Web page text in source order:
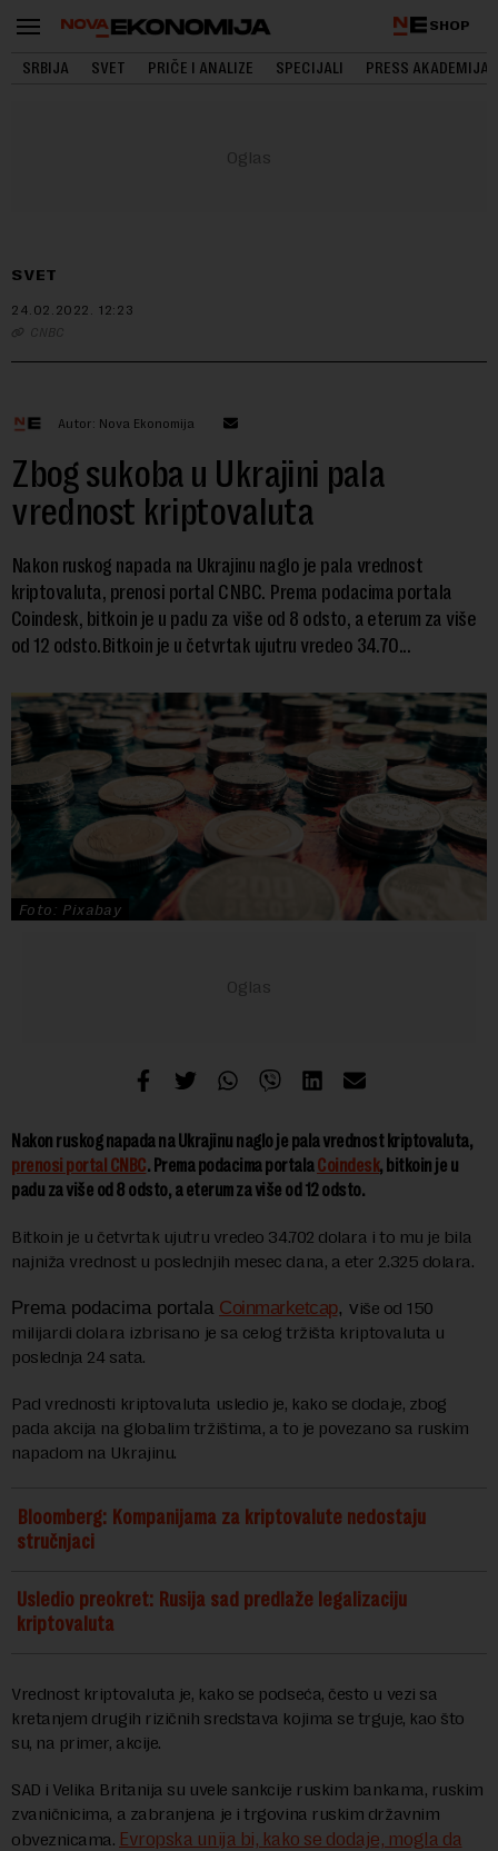
SHOP
SRBIJA SVET PRIČE I ANALIZE SPECIJALI PRESS AKADEMIJA
SVET
24.02.2022. 12:23
CNBC
Autor: Nova Ekonomija
Zbog sukoba u Ukrajini pala
vrednost kriptovaluta
Nakon ruskog napada na Ukrajinu naglo je pala vrednost
kriptovaluta, prenosi portal CNBC. Prema podacima portala
Coindesk, bitkoin je u padu za više od 8 odsto, a eterum za više
od 12 odsto.Bitkoin je u četvrtak ujutru vredeo 34.70...
Foto: Pixabay
Nakon ruskog napada na Ukrajinu naglo je pala vrednost kriptovaluta,
prenosi portal CNBC. Prema podacima portalaCoindesk, bitkoin je u
padu za više od 8 odsto, a eterum za više od 12 odsto.
Bitkoin je u četvrtak ujutru vredeo 34.702 dolara i to mu je bila
najniža vrednost u poslednjih mesec dana, a eter 2.325 dolara.
Prema podacima portala Coinmarketcap, više od 150
milijardi dolara izbrisano je sa celog tržišta kriptovaluta u
poslednja 24 sata.
Pad vrednosti kriptovaluta usledio je, kako se dodaje, zbog
pada akcija na globalim tržištima, a to je povezano sa ruskim
napadom na Ukrajinu.
Bloomberg: Kompanijama za kriptovalute nedostaju
stručnjaci
Usledio preokret: Rusija sad predlaže legalizaciju
kriptovaluta
Vrednost kriptovaluta je, kako se podseća, često u vezi sa
kretanjem drugih rizičnih sredstava kojima se trguje, kao što
su, na primer, akcije.
SAD i Velika Britanija su uvele sankcije ruskim bankama, ruskim
zvaničnicima, a zabranjena je i trgovina ruskim državnim
obveznicama. Evropska unija bi, kako se dodaje, mogla da